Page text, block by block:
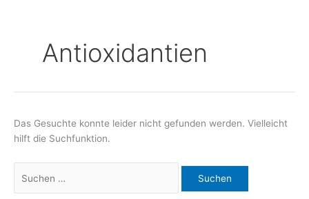
Antioxidantien
Das Gesuchte konnte leider nicht gefunden werden. Vielleicht
hilft die Suchfunktion.
nach: